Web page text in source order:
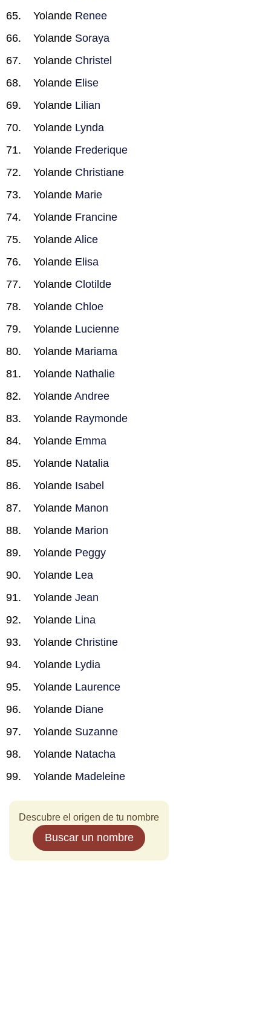
Yolande Renee
Yolande Soraya
Yolande Christel
Yolande Elise
Yolande Lilian
Yolande Lynda
Yolande Frederique
Yolande Christiane
Yolande Marie
Yolande Francine
Yolande Alice
Yolande Elisa
Yolande Clotilde
Yolande Chloe
Yolande Lucienne
Yolande Mariama
Yolande Nathalie
Yolande Andree
Yolande Raymonde
Yolande Emma
Yolande Natalia
Yolande Isabel
Yolande Manon
Yolande Marion
Yolande Peggy
Yolande Lea
Yolande Jean
Yolande Lina
Yolande Christine
Yolande Lydia
Yolande Laurence
Yolande Diane
Yolande Suzanne
Yolande Natacha
Yolande Madeleine
Descubre el origen de tu nombre
Buscar un nombre